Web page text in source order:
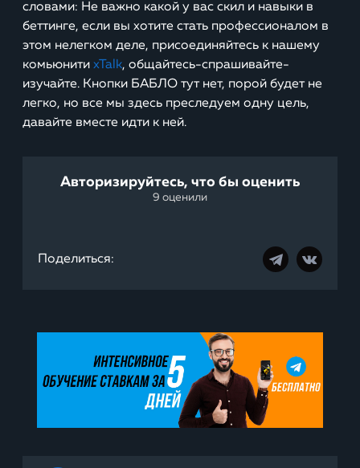
словами: Не важно какой у вас скил и навыки в
беттинге, если вы хотите стать профессионалом в
этом нелегком деле, присоединяйтесь к нашему
комьюнити xTalk, общайтесь-спрашивайте-
изучайте. Кнопки БАБЛО тут нет, порой будет не
легко, но все мы здесь преследуем одну цель,
давайте вместе идти к ней.
Авторизируйтесь, что бы оценить
9 оценили
Поделиться: